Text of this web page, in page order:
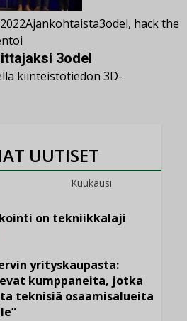
Ajankohtaista3odel, hack the
3odel
kiinteistötiedon 3D-
UUTISET
Kuukausi
on tekniikkalaji
yrityskaupasta:
kumppaneita, jotka
teknisiä osaamisalueita